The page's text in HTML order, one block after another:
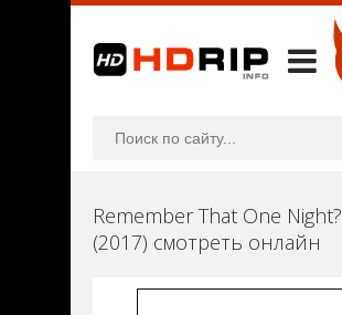
Remember That One Night?
(2017) смотреть онлайн